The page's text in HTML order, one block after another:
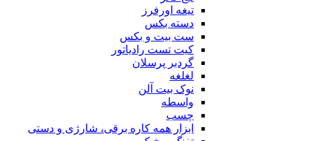
تیغه اورفرز
دسته بکس
ست بیت و بکس
کیت تست رادیاتور
گردبر پرسلان
لغلغه
نوک بیت آلن
واسطه
چسب
ابزار همه کاره برقی، شارژی و دستی